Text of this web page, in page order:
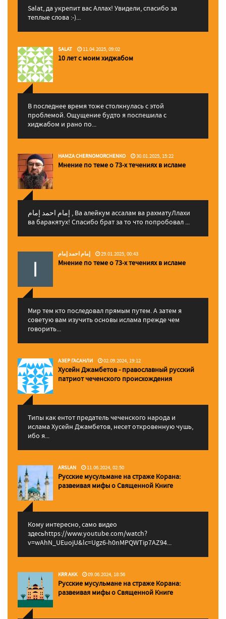
Salat, да укрепит вас Аллаx! Увидели, спасибо за
теплые слова :-)...
SALAT 11.04.2025, 09:02
10 лет с моим хиджабом
В последнее время тоже столкнулась с этой
проблемой. Ощущение будто я поспешила с
хиджабом и рано по...
HAMZA CHERNOMORCHENKO 30.01.2025, 15:22
Мнение по теме о 73-х течениях в исламе
إمام احمد إمام , Ва алейкум ассалам ва рахматуЛлахи
ва баракятух! Спасибо брат за то что попробовал ...
إمام احمد إمام 29.01.2025, 00:43
Мнение по теме о 73-х течениях в исламе
Мир тем кто последовал прямым путем. А затем я
советую вам изучить основы ислама прежде чем
говорить...
АЗЕР ГАСАНЛИ 02.09.2024, 19:12
Хусейн Джамбетов - православный русский
патриот чеченского происхождения
Типы как ентот предатель чеченского народа и
ислама Хусейн Джамбетов, несет откровенную чушь,
ибо я...
ARSLAN 11.06.2024, 02:50
Русские мусульмане на страже Корана:
pазвеивая мифы о Священной Книге
Кому интересно, само видео
здесьhttps://www.youtube.com/watch?
v=wAhN_UEuojU&lc=Ugz6-h0nMPQWTip7AZ94...
KRR AKK 09.06.2024, 18:56
Русские мусульмане на страже Корана:
pазвеивая мифы о Священной Книге